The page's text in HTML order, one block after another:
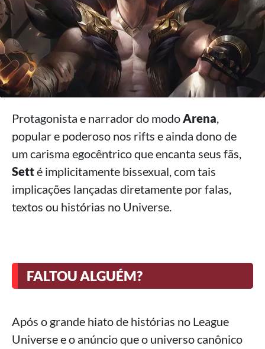
Protagonista e narrador do modoArena,
popular e poderoso nos rifts e ainda dono de
um carisma egocêntrico que encanta seus fãs,
Setté implicitamente bissexual, com tais
implicações lançadas diretamente por falas,
textos ou histórias no Universe.
FALTOU ALGUÉM?
Após o grande hiato de histórias no League
Universe e o anúncio que o universo canônico